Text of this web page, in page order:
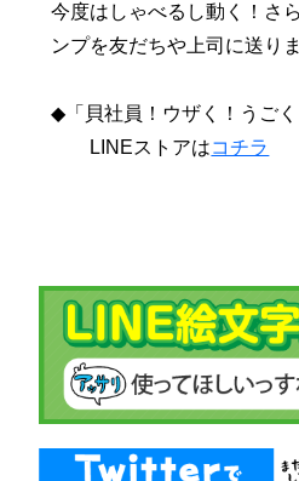
今度はしゃべるし動く！さ
ンプを友だちや上司に送り
◆「貝社員！ウザく！うごく
LINEストアはコチラ